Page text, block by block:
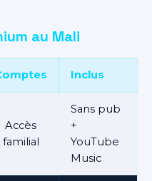
au Mali
Inclus
Accès
familial
Sans pub
+
YouTube
Music